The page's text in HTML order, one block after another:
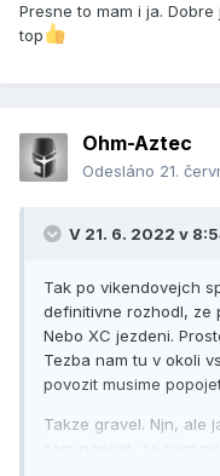
Presne to mam i ja. Dobre
top
Ohm-Aztec
Odesláno 21.
V 21. 6. 2022 v
Tak po vikendovejch
definitivne rozhodl, ze
Nebo XC jezdeni.
Tezba nam tu v okoli
povozit musime
Takze gravel. Njn, ale
sem napsat, ze sem